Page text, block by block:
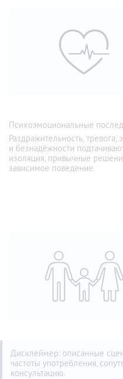
Психоэмоциональные
Раздражительность,
и безнадёжности
изоляция, привычные
зависимое поведение.
Дисклеймер: описанные
частоты употребления,
консультацию.